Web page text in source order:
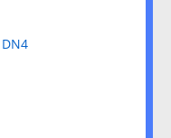
DN4